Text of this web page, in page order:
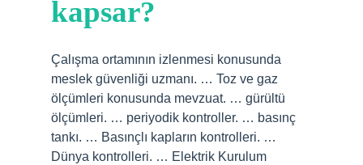
kapsar?
Çalışma ortamının izlenmesi konusunda
meslek güvenliği uzmanı. … Toz ve gaz
ölçümleri konusunda mevzuat. … gürültü
ölçümleri. … periyodik kontroller. … basınç
tankı. … Basınçlı kapların kontrolleri. …
Dünya kontrolleri. … Elektrik Kurulum